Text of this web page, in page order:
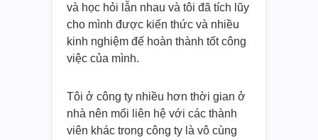
và học hỏi lẫn nhau và tôi đã tích lũy
cho mình được kiến thức và nhiều
kinh nghiệm đế hoàn thành tốt công
việc của mình.
Tôi ở công ty nhiều hơn thời gian ở
nhà nên mối liên hệ với các thành
viên khác trong công ty là vô cùng